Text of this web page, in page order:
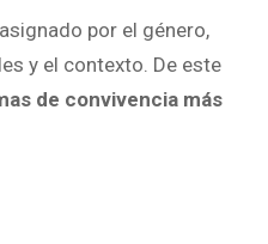
por el género,
y el contexto. De este
de convivencia más